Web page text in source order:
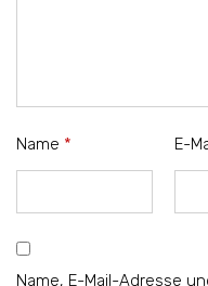
Name * E-
Name, E-Mail-Adresse